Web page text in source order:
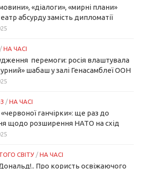
«діалоги», «мирні плани»
абсурду замість дипломатії
/ НА ЧАСІ
перемоги: росія влаштувала
шабаш у залі Генасамблеї ООН
/ НА ЧАСІ
ганчірки»: ще раз до
щодо розширення НАТО на схід
ТОГО СВІТУ / НА ЧАСІ
Про користь освіжаючого